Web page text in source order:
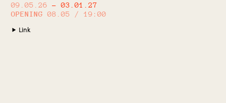
09.05.26 – 03.01.27
OPENING
08.05 / 19:00
Link